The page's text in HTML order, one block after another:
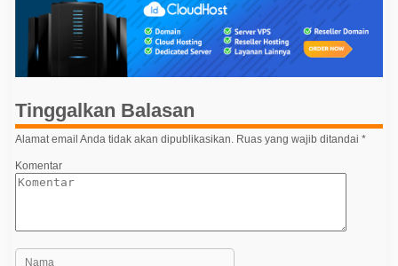
i
p
o
s
Tinggalkan Balasan
Alamat email Anda tidak akan dipublikasikan. Ruas yang wajib ditandai *
Komentar